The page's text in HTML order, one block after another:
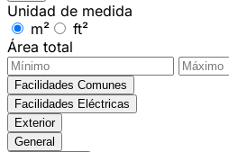
Unidad de medida
m²
ft²
Área total
Facilidades Comunes
Facilidades Eléctricas
Exterior
General